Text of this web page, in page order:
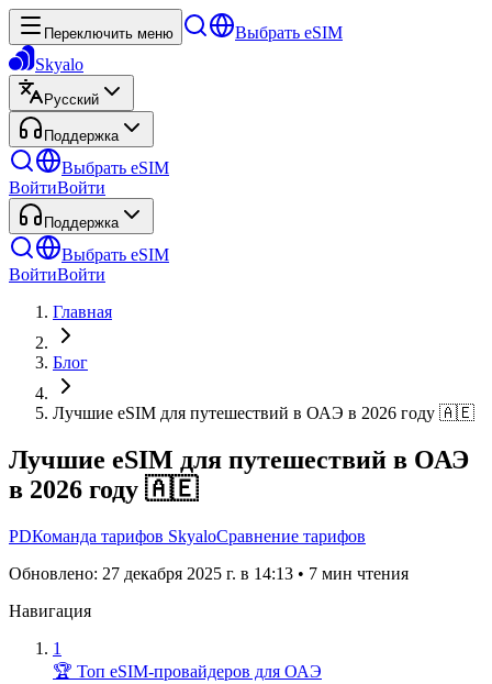
Переключить меню
Выбрать eSIM
Skyalo
Русский
Поддержка
Выбрать eSIM
ВойтиВойти
Поддержка
Выбрать eSIM
ВойтиВойти
Главная
Блог
Лучшие eSIM для путешествий в ОАЭ в 2026 году 🇦🇪
Лучшие eSIM для путешествий в ОАЭ
в 2026 году 🇦🇪
PDКоманда тарифов SkyaloСравнение тарифов
Обновлено: 27 декабря 2025 г. в 14:13 • 7 мин чтения
Навигация
1
🏆 Топ eSIM-провайдеров для ОАЭ